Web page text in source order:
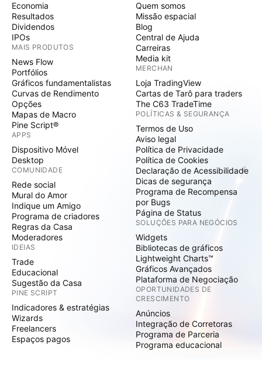
Economia
Resultados
Dividendos
IPOs
MAIS PRODUTOS
News Flow
Portfólios
Gráficos fundamentalistas
Curvas de Rendimento
Opções
Mapas de Macro
Pine Script®
APPS
Dispositivo Móvel
Desktop
COMUNIDADE
Rede social
Mural do Amor
Indique um Amigo
Programa de criadores
Regras da Casa
Moderadores
IDEIAS
Trade
Educacional
Sugestão da Casa
PINE SCRIPT
Indicadores & estratégias
Wizards
Freelancers
Espaços pagos
Quem somos
Missão espacial
Blog
Central de Ajuda
Carreiras
Media kit
MERCHAN
Loja TradingView
Cartas de Tarô para traders
The C63 TradeTime
POLÍTICAS & SEGURANÇA
Termos de Uso
Aviso legal
Política de Privacidade
Política de Cookies
Declaração de Acessibilidade
Dicas de segurança
Programa de Recompensa
por Bugs
Página de Status
SOLUÇÕES PARA NEGÓCIOS
Widgets
Bibliotecas de gráficos
Lightweight Charts™
Gráficos Avançados
Plataforma de Negociação
OPORTUNIDADES DE
CRESCIMENTO
Anúncios
Integração de Corretoras
Programa de Parceria
Programa educacional